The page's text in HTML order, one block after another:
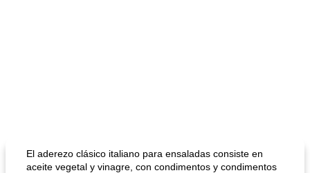
El aderezo clásico italiano para ensaladas consiste en
aceite vegetal y vinagre, con condimentos y condimentos